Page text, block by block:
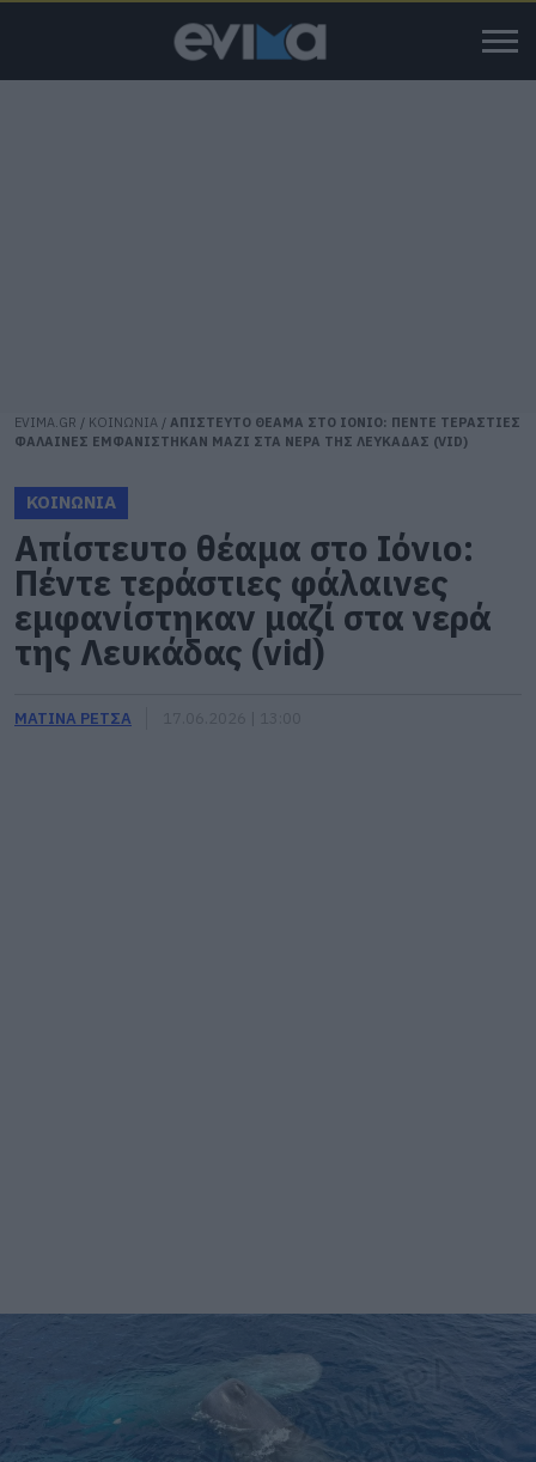
EVIMA.GR / ΚΟΙΝΩΝΙΑ / ΑΠΙΣΤΕΥΤΟ ΘΕΑΜΑ ΣΤΟ ΙΟΝΙΟ: ΠΕΝΤΕ ΤΕΡΑΣΤΙΕΣ
ΦΑΛΑΙΝΕΣ ΕΜΦΑΝΙΣΤΗΚΑΝ ΜΑΖΙ ΣΤΑ ΝΕΡΑ ΤΗΣ ΛΕΥΚΑΔΑΣ (VID)
ΚΟΙΝΩΝΙΑ
Απίστευτο θέαμα στο Ιόνιο:
Πέντε τεράστιες φάλαινες
εμφανίστηκαν μαζί στα νερά
της Λευκάδας (vid)
ΜΑΤΙΝΑ ΡΕΤΣΑ